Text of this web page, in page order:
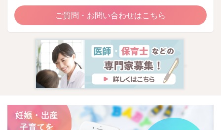
ご質問・お問い合わせはこちら